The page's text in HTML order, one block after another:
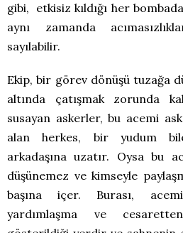
gibi, etkisiz kıldığı her
aynı zamanda
sayılabilir.
Ekip, bir görev dönüşü tuzağa
altında çatışmak zorunda
susayan askerler, bu acemi
alan herkes, bir yudum
arkadaşına uzatır. Oysa bu
düşünemez ve kimseyle
başına içer. Burası,
yardımlaşma ve